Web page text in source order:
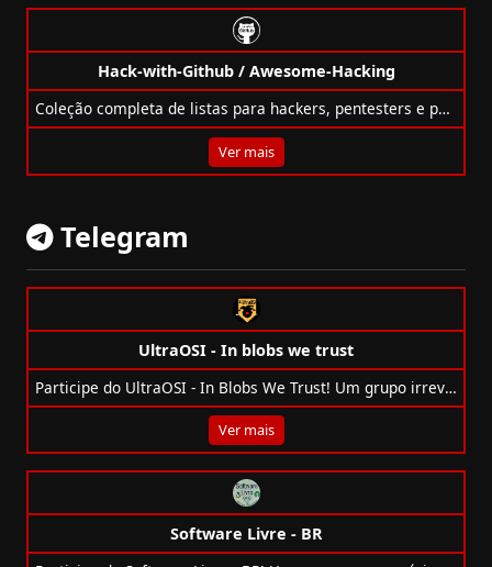
Hack-with-Github / Awesome-Hacking
Coleção completa de listas para hackers, pentesters e pesquisadores de segurança, direto do repositório Awesome Hacking.
Ver mais
Telegram
UltraOSI - In blobs we trust
Participe do UltraOSI - In Blobs We Trust! Um grupo irreverente sobre software livre, sistemas operacionais e cultura tech.
Ver mais
Software Livre - BR